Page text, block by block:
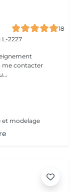
18
2227
me contacter
et modelage